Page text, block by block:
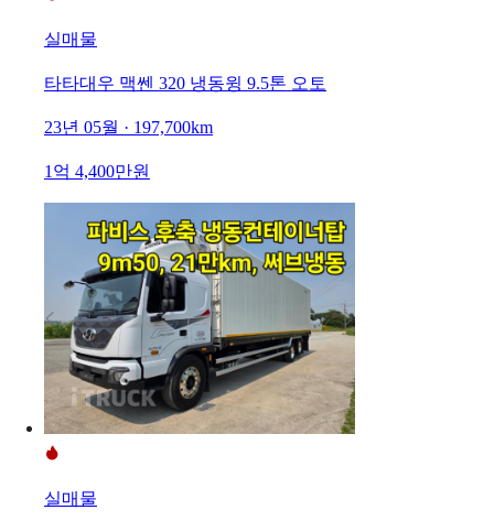
실매물
타타대우 맥쎈 320 냉동윙 9.5톤 오토
23년 05월 · 197,700km
1억 4,400만원
실매물